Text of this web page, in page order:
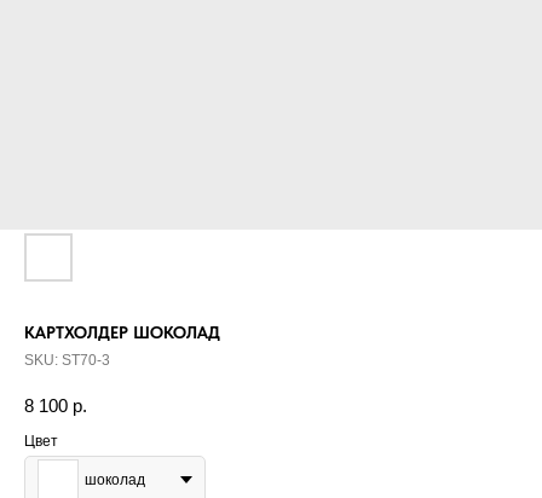
КАРТХОЛДЕР ШОКОЛАД
SKU: ST70-3
8 100 р.
Цвет
шоколад